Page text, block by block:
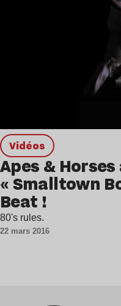
Vidéos
Apes &
« Smalltown
Beat !
80's rules.
22 mars 2016